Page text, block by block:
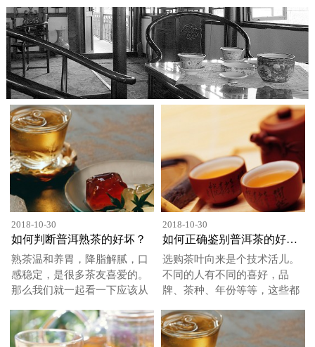
2018-10-30
如何判断普洱熟茶的好坏？
熟茶温和养胃，降脂解腻，口
感稳定，是很多茶友喜爱的。
那么我们就一起看一下应该从
2018-10-30
如何正确鉴别普洱茶的好坏？
选购茶叶向来是个技术活儿。
不同的人有不同的喜好，品
牌、茶种、年份等等，这些都
普......